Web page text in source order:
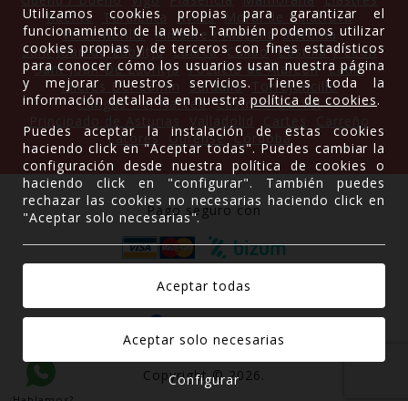
Ruente
Tardienta Avilés Moral de Calatrava
Valdemorillo Alicante / Alacant Sisterna
Sant Joan de Labritja Luarca Caliao Castilla y León
Sant Joan De Labritja Pozuelo de Alarcón Cádiz
Mieres Del Camin
Sardalla
Torrejoncillo
Cangas Del Narcea Castrelo Do Val
Latores
Ourense Córdoba
Pago seguro con
Gracias a
Utilizamos cookies propias para garantizar el
funcionamiento de la web. También podemos utilizar
cookies propias y de terceros con fines estadísticos
para conocer cómo los usuarios usan nuestra página
y mejorar nuestros servicios. Tienes toda la
información detallada en nuestrapolítica de cookies.
Puedes aceptar la instalación de estas cookies
haciendo click en "Aceptar todas". Puedes cambiar la
configuración desde nuestra política de cookies o
haciendo click en "configurar". También puedes
rechazar las cookies no necesarias haciendo click en
"Aceptar solo necesarias".
Configurar
Copyright © 2026.